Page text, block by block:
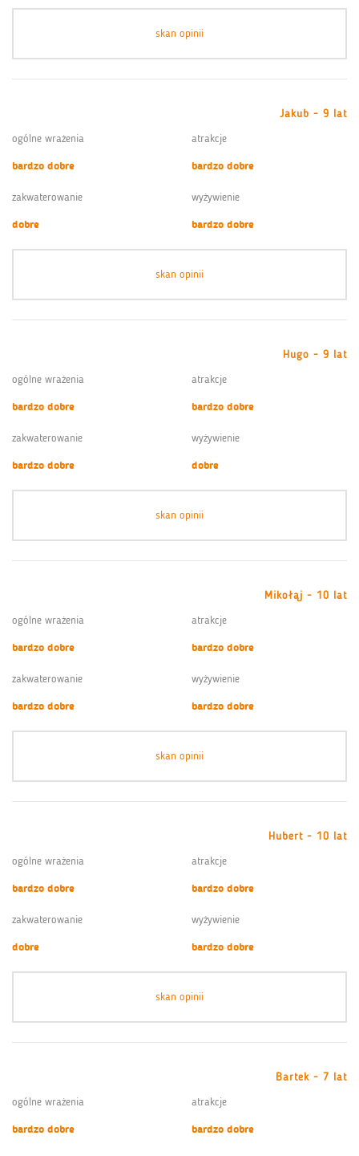
skan opinii
Jakub - 9 lat
ogólne wrażenia
bardzo dobre
atrakcje
bardzo dobre
zakwaterowanie
dobre
wyżywienie
bardzo dobre
skan opinii
Hugo - 9 lat
ogólne wrażenia
bardzo dobre
atrakcje
bardzo dobre
zakwaterowanie
bardzo dobre
wyżywienie
dobre
skan opinii
Mikołąj - 10 lat
ogólne wrażenia
bardzo dobre
atrakcje
bardzo dobre
zakwaterowanie
bardzo dobre
wyżywienie
bardzo dobre
skan opinii
Hubert - 10 lat
ogólne wrażenia
bardzo dobre
atrakcje
bardzo dobre
zakwaterowanie
dobre
wyżywienie
bardzo dobre
skan opinii
Bartek - 7 lat
ogólne wrażenia
bardzo dobre
atrakcje
bardzo dobre